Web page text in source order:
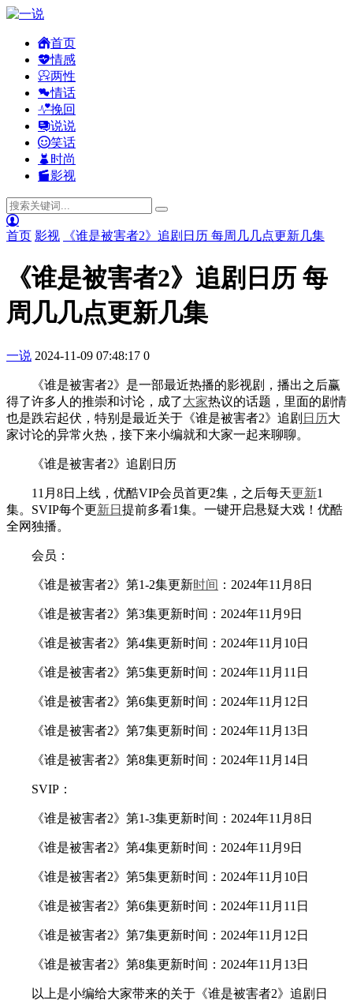
首页
情感
两性
情话
挽回
说说
笑话
时尚
影视
首页 影视 《谁是被害者2》追剧日历 每周几几点更新几集
《谁是被害者2》追剧日历 每
周几几点更新几集
一说 2024-11-09 07:48:17 0
《谁是被害者2》是一部最近热播的影视剧，播出之后赢
得了许多人的推崇和讨论，成了大家热议的话题，里面的剧情
也是跌宕起伏，特别是最近关于《谁是被害者2》追剧 日历大
家讨论的异常火热，接下来小编就和大家一起来聊聊。
《谁是被害者2》追剧日历
11月8日上线，优酷VIP会员首更2集，之后每天更新1
集。SVIP每个更新日 提前多看1集。一键开启悬疑大戏！优酷
全网独播。
会员：
《谁是被害者2》第1-2集更新时间 ：2024年11月8日
《谁是被害者2》第3集更新时间：2024年11月9日
《谁是被害者2》第4集更新时间：2024年11月10日
《谁是被害者2》第5集更新时间：2024年11月11日
《谁是被害者2》第6集更新时间：2024年11月12日
《谁是被害者2》第7集更新时间：2024年11月13日
《谁是被害者2》第8集更新时间：2024年11月14日
SVIP：
《谁是被害者2》第1-3集更新时间：2024年11月8日
《谁是被害者2》第4集更新时间：2024年11月9日
《谁是被害者2》第5集更新时间：2024年11月10日
《谁是被害者2》第6集更新时间：2024年11月11日
《谁是被害者2》第7集更新时间：2024年11月12日
《谁是被害者2》第8集更新时间：2024年11月13日
以上是小编给大家带来的关于《谁是被害者2》追剧日